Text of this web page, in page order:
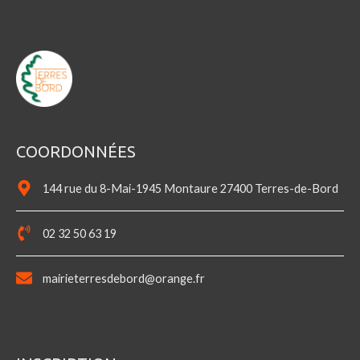
COORDONNÉES
144 rue du 8-Mai-1945 Montaure 27400 Terres-de-Bord
02 32 50 63 19
mairieterresdebord@orange.fr